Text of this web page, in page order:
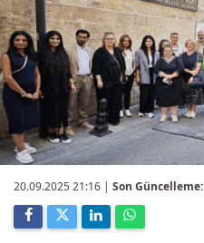
20.09.2025 21:16 | Son Güncelleme: